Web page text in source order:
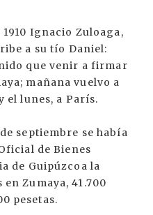
Ignacio Zuloaga,
a su tío Daniel:
que venir a firmar
mañana vuelvo a
el lunes, a París.
septiembre se había
de Bienes
de Guipúzcoa la
Zumaya, 41.700
pesetas.